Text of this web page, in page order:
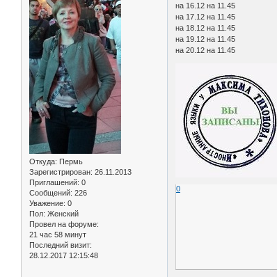
Откуда: Пермь
Зарегистрирован: 26.11.2013
Приглашений: 0
Сообщений: 226
Уважение: 0
Пол: Женский
Провел на форуме:
21 час 58 минут
Последний визит:
28.12.2017 12:15:48
на 16.12 на 11.45
на 17.12 на 11.45
на 18.12 на 11.45
на 19.12 на 11.45
на 20.12 на 11.45
0